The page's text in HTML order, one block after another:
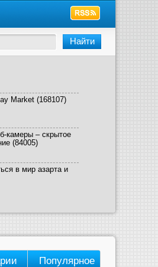
Market (168107)
камеры – скрытое
(84005)
в мир азарта и
Популярное